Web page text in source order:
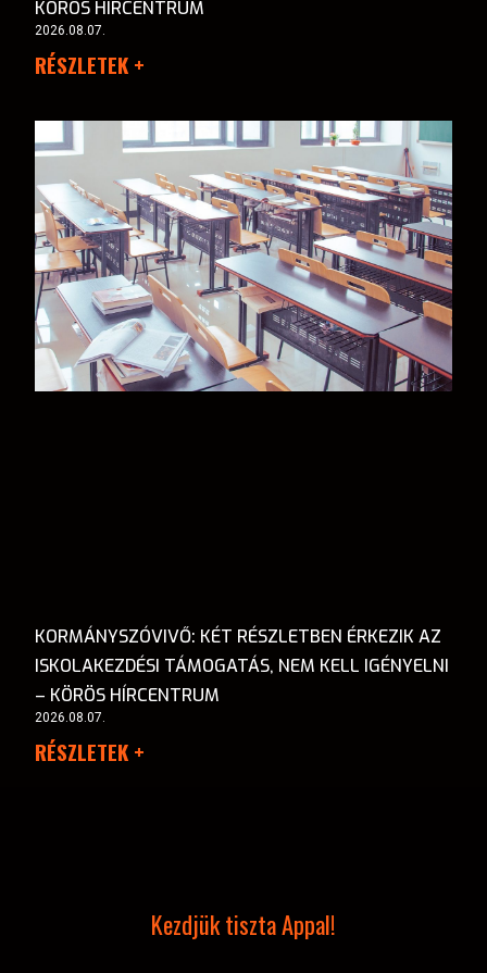
KÖRÖS HÍRCENTRUM
2026.08.07.
RÉSZLETEK +
KORMÁNYSZÓVIVŐ: KÉT RÉSZLETBEN ÉRKEZIK AZ
ISKOLAKEZDÉSI TÁMOGATÁS, NEM KELL IGÉNYELNI
– KÖRÖS HÍRCENTRUM
2026.08.07.
RÉSZLETEK +
Kezdjük tiszta Appal!